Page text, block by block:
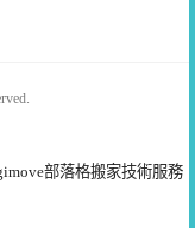
部落格搬家技術服務